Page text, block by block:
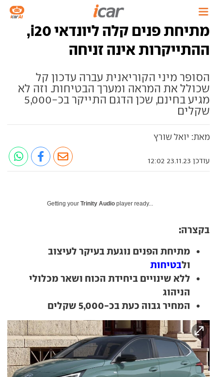
מתיחת פנים קלה ליונדאי i20,
ההתייקרות אינה זניחה
הסופר מיני הקוריאנית עברה עדכון קל
שכולל את המראה ומערך הבטיחות. וזה לא
מגיע בחינם, שכן הדגם התייקר בכ-5,000
שקלים
מאת: יואל שורץ
עודכן 23.11.23 12:02
Getting your Trinity Audio player ready...
בקצרה:
מתיחת הפנים נוגעת בעיקר לעיצוב
ולבטיחות
ללא שינויים ביחידת הכוח ושאר מכלולי
הניהוג
המחיר גבוה כעת בכ-5,000 שקלים